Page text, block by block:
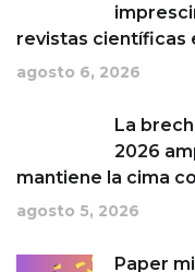
revistas científicas
agosto 6, 2026
La
2026
mantiene la cima
agosto 5, 2026
Paper